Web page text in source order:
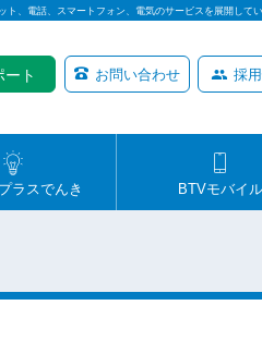
ト、電話、スマートフォン、電気のサービスを展開して
ート お問い合わせ 採
ラスでんき BTVモバイ